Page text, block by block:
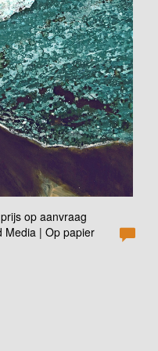
op aanvraag
Media | Op papier